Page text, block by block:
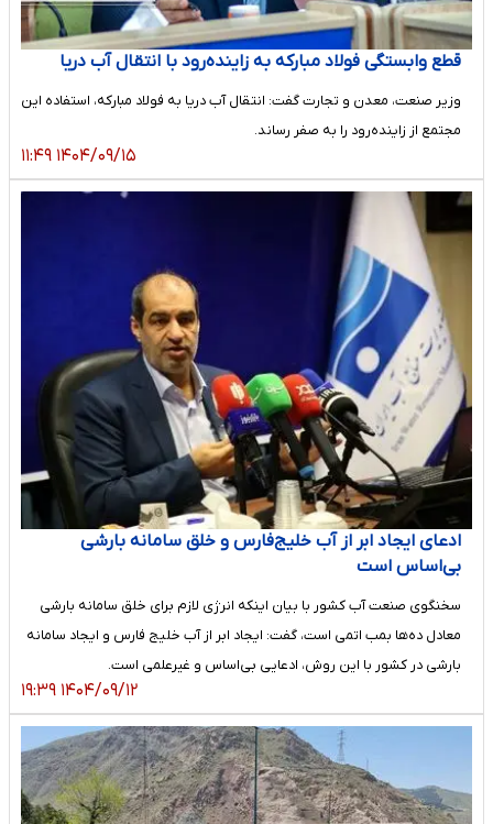
قطع وابستگی فولاد مبارکه به زاینده‌رود با انتقال آب دریا
وزیر صنعت، معدن و تجارت گفت: انتقال آب دریا به فولاد مبارکه، استفاده این
مجتمع از زاینده‌رود را به صفر رساند.
۱۴۰۴/۰۹/۱۵ ۱۱:۴۹
ادعای ایجاد ابر از آب خلیج‌فارس و خلق سامانه بارشی
بی‌اساس است
سخنگوی صنعت آب کشور با بیان اینکه انرژی لازم برای خلق سامانه بارشی
معادل ده‌ها بمب اتمی است، گفت: ایجاد ابر از آب خلیج فارس و ایجاد سامانه
بارشی در کشور با این روش، ادعایی بی‌اساس و غیرعلمی است.
۱۴۰۴/۰۹/۱۲ ۱۹:۳۹